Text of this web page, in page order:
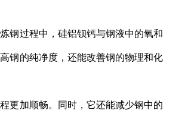
钢过程中，硅铝钡钙与钢液中的氧和
钢的纯净度，还能改善钢的物理和化
更加顺畅。同时，它还能减少钢中的